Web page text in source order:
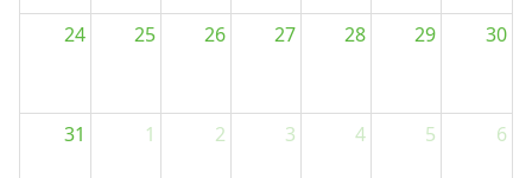
van het respijthuis.
activiteiten zelfstanding uit te voeren zoals
persoonlijke verzorging, eten en mobiliteit. Er kan wel
24 25 26 27 28 29 30
31 1 2 3 4 5 6